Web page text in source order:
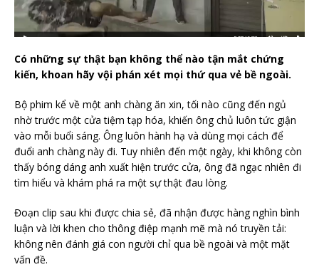
Có những sự thật bạn không thể nào tận mắt chứng
kiến, khoan hãy vội phán xét mọi thứ qua vẻ bề ngoài.
Bộ phim kể về một anh chàng ăn xin, tối nào cũng đến ngủ
nhờ trước một cửa tiệm tạp hóa, khiến ông chủ luôn tức giận
vào mỗi buổi sáng. Ông luôn hành hạ và dùng mọi cách để
đuổi anh chàng này đi. Tuy nhiên đến một ngày, khi không còn
thấy bóng dáng anh xuất hiện trước cửa, ông đã ngạc nhiên đi
tìm hiểu và khám phá ra một sự thật đau lòng.
Đoạn clip sau khi được chia sẻ, đã nhận được hàng nghìn bình
luận và lời khen cho thông điệp mạnh mẽ mà nó truyền tải:
không nên đánh giá con người chỉ qua bề ngoài và một mặt
vấn đề.